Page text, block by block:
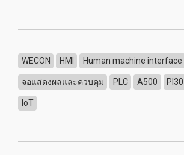
WECON HMI Human machine interface
จอแสดงผลและควบคุม PLC A500
IoT